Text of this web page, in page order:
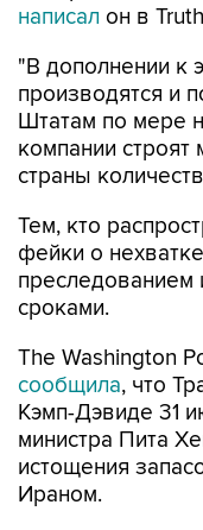
написал он в
"В дополнении к
производятся и
Штатам по мере
компании строят
страны
Тем, кто
фейки о
сроками.
The Washington
сообщила, что
Кэмп-Дэвиде 31
министра Пита
истощения
Ираном.